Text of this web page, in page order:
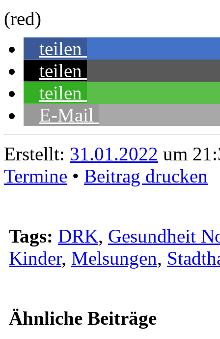
(red)
teilen
teilen
teilen
E-Mail
Erstellt: 31.01.2022 um
Termine • Beitrag drucken
Tags: DRK, Gesundheit
Kinder, Melsungen,
Ähnliche Beiträge